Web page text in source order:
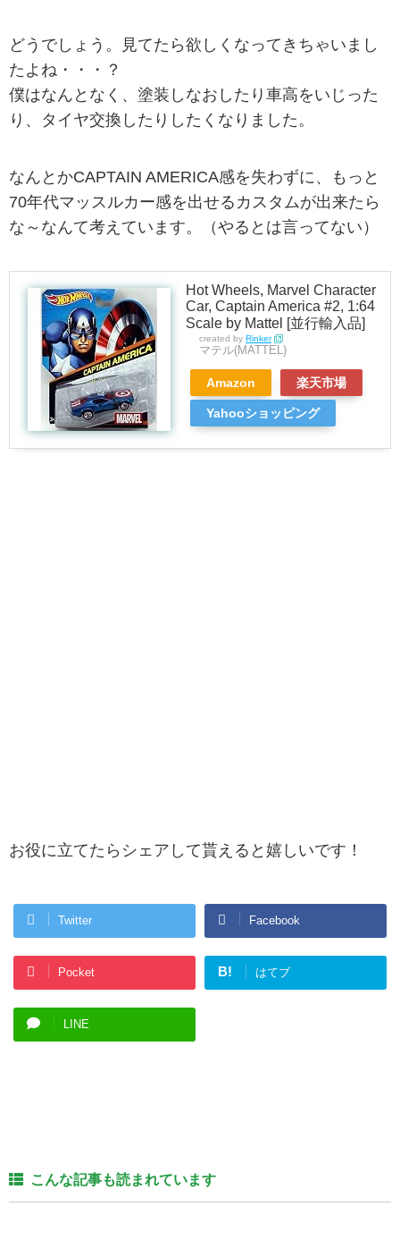
どうでしょう。見てたら欲しくなってきちゃいまし
たよね・・・？
僕はなんとなく、塗装しなおしたり車高をいじった
り、タイヤ交換したりしたくなりました。
なんとかCAPTAIN AMERICA感を失わずに、もっと
70年代マッスルカー感を出せるカスタムが出来たら
な～なんて考えています。（やるとは言ってない）
Hot Wheels, Marvel Character
Car, Captain America #2, 1:64
Scale by Mattel [並行輸入品]
created by Rinker
マテル(MATTEL)
Amazon 楽天市場
Yahooショッピング
お役に立てたらシェアして貰えると嬉しいです！
Twitter Facebook
Pocket B! はてブ
LINE
こんな記事も読まれています